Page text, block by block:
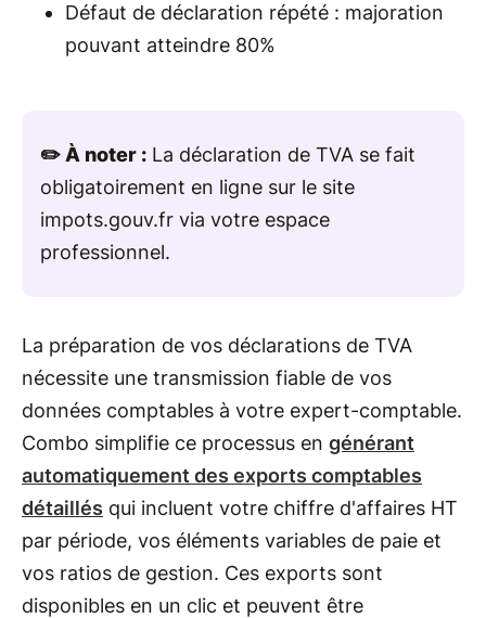
Défaut de déclaration répété : majoration
pouvant atteindre 80%
✏️ À noter : La déclaration de TVA se fait
obligatoirement en ligne sur le site
impots.gouv.fr via votre espace
professionnel.
La préparation de vos déclarations de TVA
nécessite une transmission fiable de vos
données comptables à votre expert-comptable.
Combo simplifie ce processus en générant
automatiquement des exports comptables
détaillés qui incluent votre chiffre d'affaires HT
par période, vos éléments variables de paie et
vos ratios de gestion. Ces exports sont
disponibles en un clic et peuvent être